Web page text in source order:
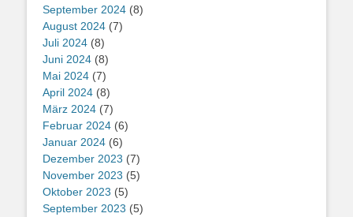
September 2024 (8)
August 2024 (7)
Juli 2024 (8)
Juni 2024 (8)
Mai 2024 (7)
April 2024 (8)
März 2024 (7)
Februar 2024 (6)
Januar 2024 (6)
Dezember 2023 (7)
November 2023 (5)
Oktober 2023 (5)
September 2023 (5)